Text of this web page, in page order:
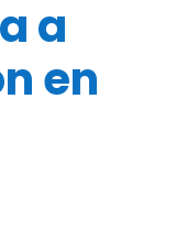
a
en